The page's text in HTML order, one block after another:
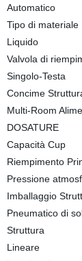
Automatico
Tipo di materiale
Liquido
Valvola di
Singolo-Testa
Concime
Multi-Room
DOSATURE
Capacità Cup
Riempimento
Pressione
Imballaggio
Pneumatico di
Struttura
Lineare